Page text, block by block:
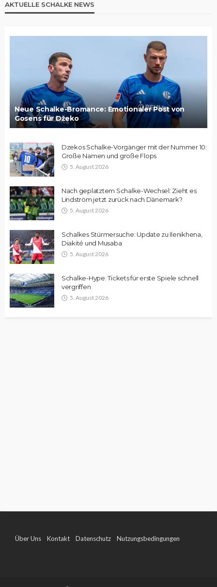
AKTUELLE SCHALKE NEWS
Neue Schalke-Bromance: Emotionaler Post von
Gosens für Džeko
Dzekos Schalke-Vorgänger mit der Nummer 10:
Große Namen und große Flops
5. August 2026
Nach geplatztem Schalke-Wechsel: Zieht es
Lindström jetzt zurück nach Dänemark?
5. August 2026
Schalkes Stürmersuche: Update zu Ilenikhena,
Diakité und Musaba
5. August 2026
Schalke-Hype: Tickets für erste Spiele schnell
vergriffen
5. August 2026
Über Uns Kontakt Datenschutz Nutzungsbedingungen